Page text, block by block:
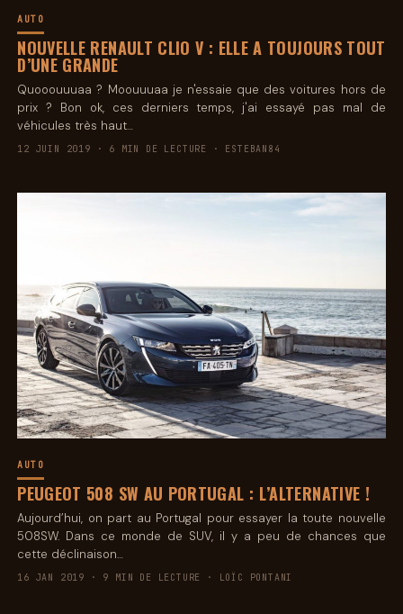
AUTO
NOUVELLE RENAULT CLIO V : ELLE A TOUJOURS TOUT
D’UNE GRANDE
Quooouuuaa ? Moouuuaa je n'essaie que des voitures hors de
prix ? Bon ok, ces derniers temps, j'ai essayé pas mal de
véhicules très haut…
12 JUIN 2019 · 6 MIN DE LECTURE · ESTEBAN84
AUTO
PEUGEOT 508 SW AU PORTUGAL : L’ALTERNATIVE !
Aujourd’hui, on part au Portugal pour essayer la toute nouvelle
508SW. Dans ce monde de SUV, il y a peu de chances que
cette déclinaison…
16 JAN 2019 · 9 MIN DE LECTURE · LOÏC PONTANI